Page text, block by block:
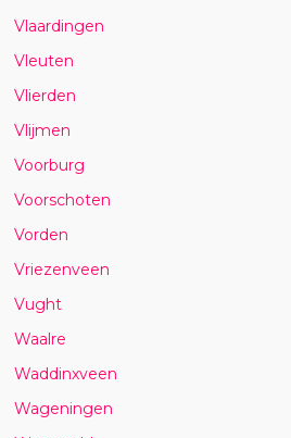
Vlaardingen
Vleuten
Vlierden
Vlijmen
Voorburg
Voorschoten
Vorden
Vriezenveen
Vught
Waalre
Waddinxveen
Wageningen